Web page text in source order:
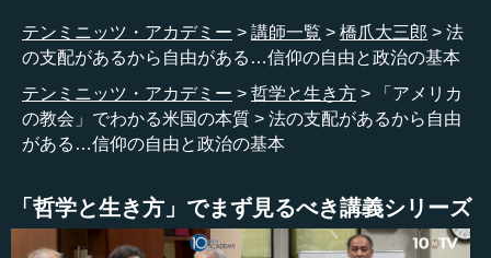
橋爪 ただ、神の主権というものが本当に実現するイエ
ス・キリストの再臨までの間、地上には神がいません。
―― はい。
思にかなうのだろう。その間、人間は自分たちのことを何
でもしないといけないのですが、勝手をするわけにはいか
ない。神の意思に合致するように、政治でも経済でも何で
テンミニッツ・アカデミー 講師一覧 橋爪大三郎
法
の支配があるから自由がある…信仰の自由と政治の基本
テンミニッツ・アカデミー
哲学と生き方
「アメリカ
の教会」でわかる米国の本質
法の支配があるから自由
がある…信仰の自由と政治の基本
「哲学と生き方」でまず見るべき講義シリーズ